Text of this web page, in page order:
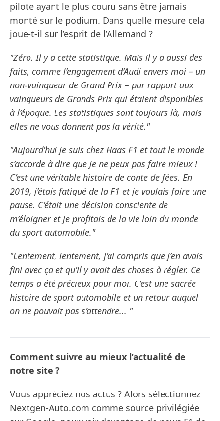
pilote ayant le plus couru sans être jamais
monté sur le podium. Dans quelle mesure cela
joue-t-il sur l’esprit de l’Allemand ?
"Zéro. Il y a cette statistique. Mais il y a aussi des
faits, comme l’engagement d’Audi envers moi – un
non-vainqueur de Grand Prix – par rapport aux
vainqueurs de Grands Prix qui étaient disponibles
à l’époque. Les statistiques sont toujours là, mais
elles ne vous donnent pas la vérité."
"Aujourd’hui je suis chez Haas F1 et tout le monde
s’accorde à dire que je ne peux pas faire mieux !
C’est une véritable histoire de conte de fées. En
2019, j’étais fatigué de la F1 et je voulais faire une
pause. C’était une décision consciente de
m’éloigner et je profitais de la vie loin du monde
du sport automobile."
"Lentement, lentement, j’ai compris que j’en avais
fini avec ça et qu’il y avait des choses à régler. Ce
temps a été précieux pour moi. C’est une sacrée
histoire de sport automobile et un retour auquel
on ne pouvait pas s’attendre... "
Comment suivre au mieux l’actualité de
notre site ?
Vous appréciez nos actus ? Alors sélectionnez
Nextgen-Auto.com comme source privilégiée